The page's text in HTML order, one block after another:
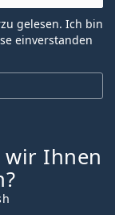
gelesen. Ich bin
einverstanden
wir Ihnen